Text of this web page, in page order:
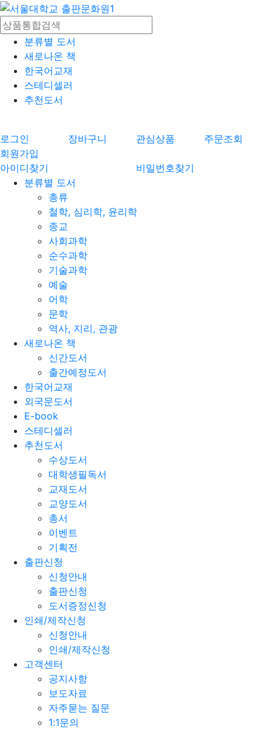
분류별 도서
새로나온 책
한국어교재
스테디셀러
추천도서
로그인 장바구니 관심상품
주문조회
회원가입
아이디찾기
비밀번호찾기
분류별 도서
총류
철학, 심리학, 윤리학
종교
사회과학
순수과학
기술과학
예술
어학
문학
역사, 지리, 관광
새로나온 책
신간도서
출간예정도서
한국어교재
외국문도서
E-book
스테디셀러
추천도서
수상도서
대학생필독서
교재도서
교양도서
총서
이벤트
기획전
출판신청
신청안내
출판신청
도서증정신청
인쇄/제작신청
신청안내
인쇄/제작신청
고객센터
공지사항
보도자료
자주묻는 질문
1:1문의